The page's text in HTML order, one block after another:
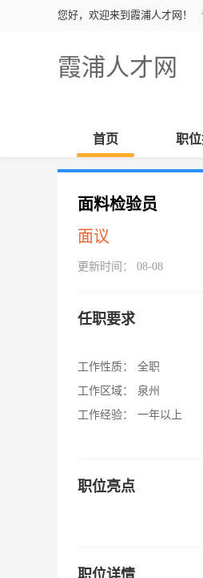
您好，欢迎来到霞浦人才网！
霞浦人才网
首页 职
面料检验员
面议
更新时间： 08-08
任职要求
工作性质：
全职
工作区域：
泉州
工作经验：
一年以上
职位亮点
职位详情